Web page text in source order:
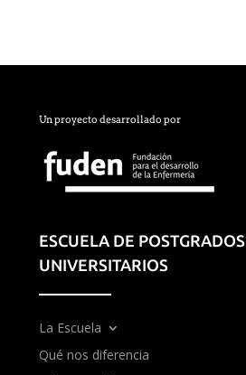
Un proyecto desarrollado por
ESCUELA DE POSTGRADOS
UNIVERSITARIOS
La Escuela
Qué nos diferencia